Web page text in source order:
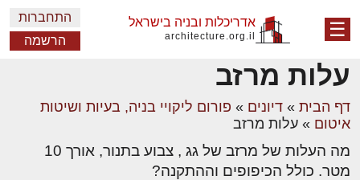
☰ אדריכלות ובניה בישראל
architecture.org.il
התחברות
הרשמה
עלות מרזב
דף הבית » דיונים » פורום ליקויי בניה, בעיות ושיטות
איטום » עלות מרזב
מה העלות של מרזב של גג , צבוע בתנור, אורך 10
מטר. כולל הכיפופים וההתקנה?